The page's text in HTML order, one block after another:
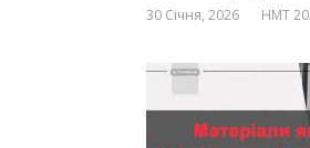
30 Січня, 2026 НМТ